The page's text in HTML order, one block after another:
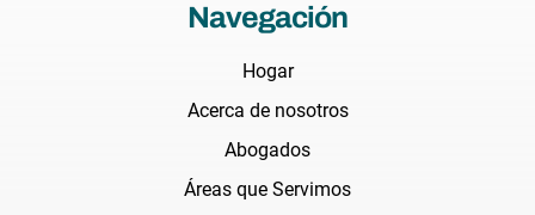
Navegación
Hogar
Acerca de nosotros
Abogados
Áreas que Servimos